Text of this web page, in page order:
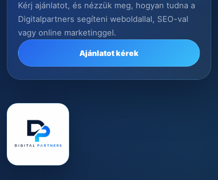
Kérj ajánlatot, és nézzük meg, hogyan tudna a
Digitalpartners segíteni weboldallal, SEO-val
vagy online marketinggel.
Ajánlatot kérek